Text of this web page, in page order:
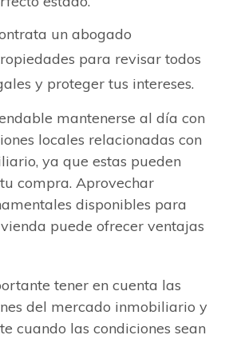
un abogado
para revisar todos
y proteger tus intereses.
mantenerse al día con
locales relacionadas con
ya que estas pueden
compra. Aprovechar
disponibles para
puede ofrecer ventajas
tener en cuenta las
del mercado inmobiliario y
cuando las condiciones sean